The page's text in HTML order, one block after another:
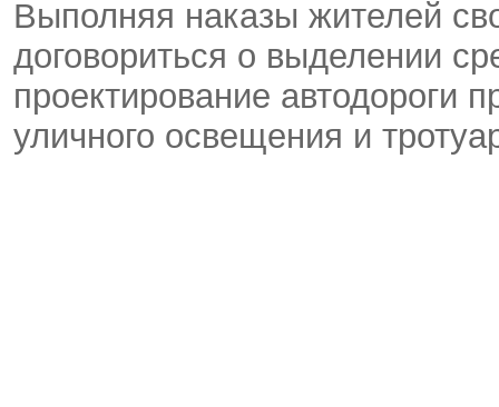
Выполняя наказы жителей
договориться о выделении
проектирование автодороги
уличного освещения и